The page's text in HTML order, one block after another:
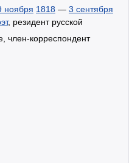
ноября 1818 — 3 сентября
, резидент русской
член-корреспондент